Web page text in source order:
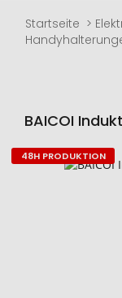
Startseite
BAICOI
Zum
48H PRODUKTION